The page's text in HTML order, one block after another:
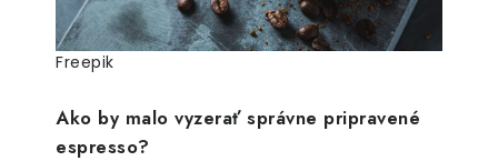
Freepik
Ako by malo vyzerať správne pripravené
espresso?